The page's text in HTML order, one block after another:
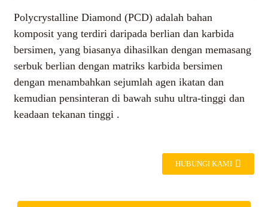
Polycrystalline Diamond (PCD) adalah bahan
komposit yang terdiri daripada berlian dan karbida
bersimen, yang biasanya dihasilkan dengan memasang
serbuk berlian dengan matriks karbida bersimen
dengan menambahkan sejumlah agen ikatan dan
kemudian pensinteran di bawah suhu ultra-tinggi dan
keadaan tekanan tinggi .
HUBUNGI KAMI